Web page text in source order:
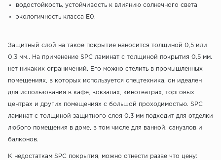
водостойкость, устойчивость к влиянию солнечного света
экологичность класса Е0.
Защитный слой на такое покрытие наносится толщиной 0,5 или
0,3 мм.. На применение SPC ламинат с толщиной покрытия 0,5 мм.
нет никаких ограничений. Его можно стелить в промышленных
помещениях, в которых используется спецтехника, он идеален
для использования в кафе, вокзалах, кинотеатрах, торговых
центрах и других помещениях с большой проходимостью. SPC
ламинат с толщиной защитного слоя 0,3 мм подходит для отделки
любого помещения в доме, в том числе для ванной, санузлов и
балконов.
К недостаткам SPC покрытия, можно отнести разве что цену: